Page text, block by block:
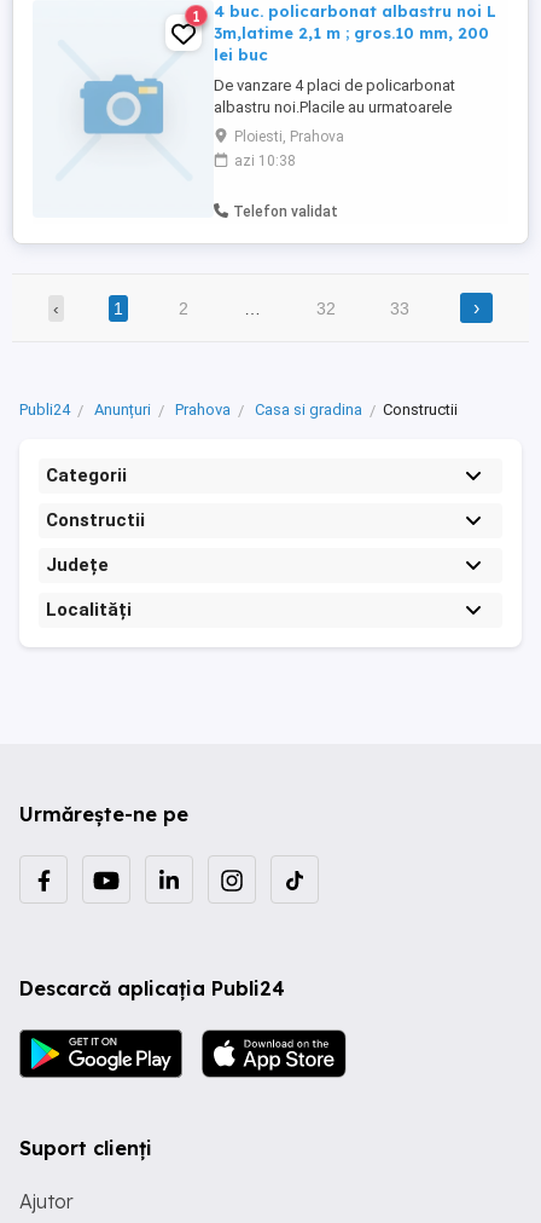
1
4 buc. policarbonat albastru noi L
3m,latime 2,1 m ; gros.10 mm, 200
lei buc
De vanzare 4 placi de policarbonat
albastru noi.Placile au urmatoarele
dimensiuni: grosime 10mm. Lungime 3 m
,latime 2.1 m. Pretul este de 200 lei buc.
Ploiesti, Prahova
azi 10:38
Telefon validat
‹ 1 2 32 33 ›
Publi24 Anunțuri Prahova Casa si gradina Constructii
Categorii
Constructii
Județe
Localități
Urmărește-ne pe
Descarcă aplicația Publi24
Suport clienți
Ajutor